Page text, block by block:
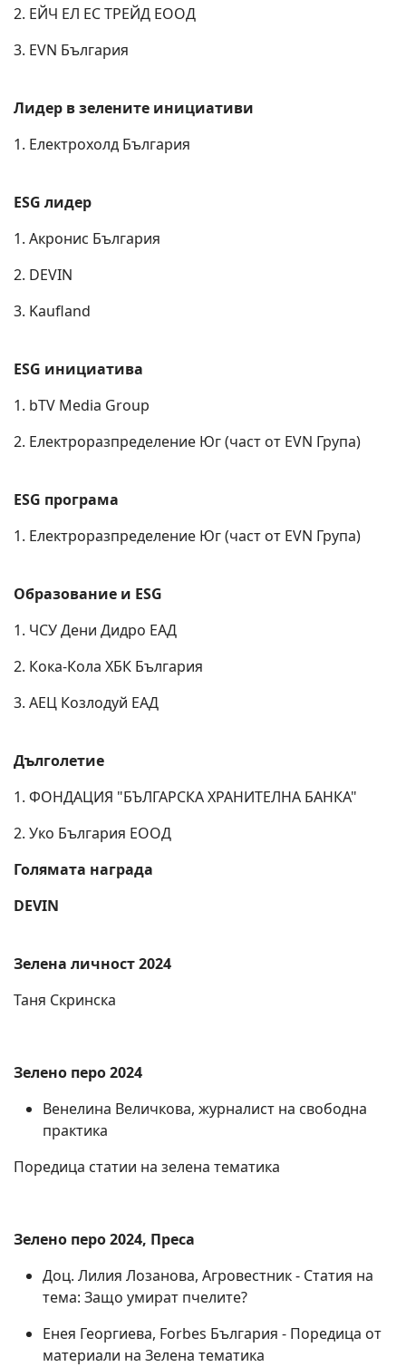
2. ЕЙЧ ЕЛ ЕС ТРЕЙД ЕООД
3. EVN България
Лидер в зелените инициативи
1. Електрохолд България
ESG лидер
1. Акронис България
2. DEVIN
3. Kaufland
ESG инициатива
1. bTV Media Group
2. Електроразпределение Юг (част от EVN Група)
ESG програма
1. Електроразпределение Юг (част от EVN Група)
Образование и ESG
1. ЧСУ Дени Дидро ЕАД
2. Кока-Кола ХБК България
3. АЕЦ Козлодуй ЕАД
Дълголетие
1. ФОНДАЦИЯ "БЪЛГАРСКА ХРАНИТЕЛНА БАНКА"
2. Уко България ЕООД
Голямата награда
DEVIN
Зелена личност 2024
Таня Скринска
Зелено перо 2024
Венелина Величкова, журналист на свободна
практика
Поредица статии на зелена тематика
Зелено перо 2024, Преса
Доц. Лилия Лозанова, Агровестник - Статия на
тема: Защо умират пчелите?
Енея Георгиева, Forbes България - Поредица от
материали на Зелена тематика